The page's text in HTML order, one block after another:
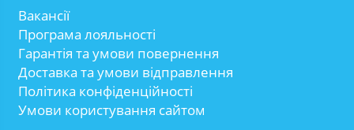
Вакансії
Програма лояльності
Гарантія та умови повернення
Доставка та умови відправлення
Політика конфіденційності
Умови користування сайтом